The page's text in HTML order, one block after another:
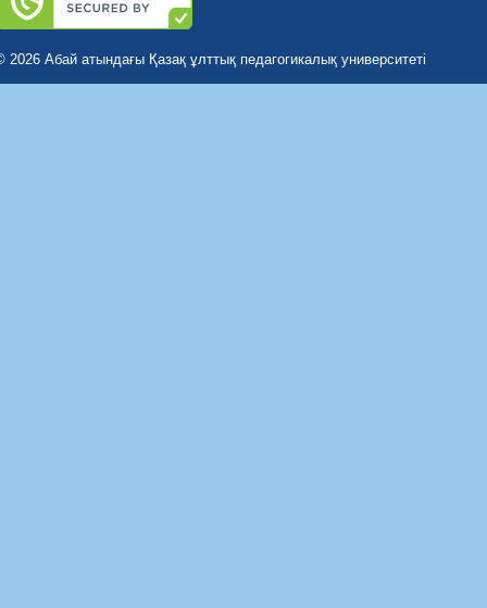
2026 Абай атындағы Қазақ ұлттық педагогикалық университеті